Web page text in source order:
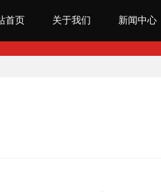
首页 关于我们 新闻中心